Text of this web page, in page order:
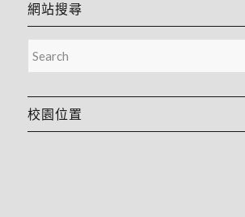
網站搜尋
校園位置